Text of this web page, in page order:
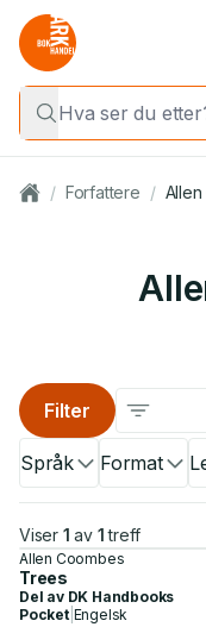
/ Forfattere /
Språk Format
Filter
Viser 1 av 1 treff
Allen Coombes
Trees
Del av DK Handbooks
Pocket| Engelsk